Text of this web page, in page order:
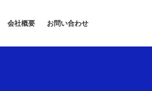
会社概要 お問い合わせ